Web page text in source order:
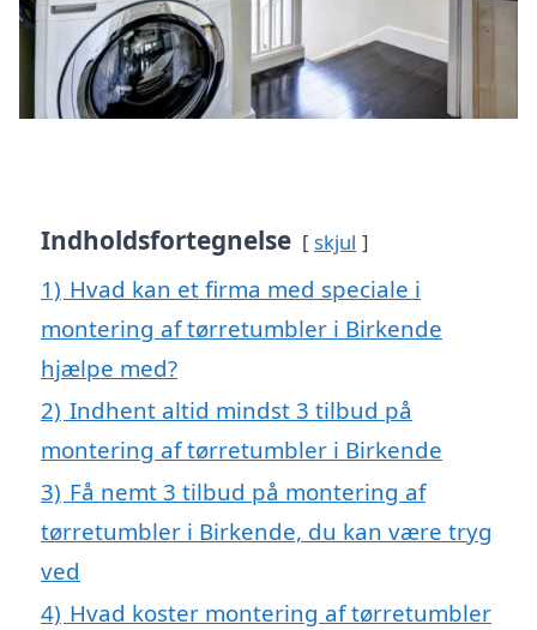
Indholdsfortegnelse skjul
1) Hvad kan et firma med speciale i
montering af tørretumbler i Birkende
hjælpe med?
2) Indhent altid mindst 3 tilbud på
montering af tørretumbler i Birkende
3) Få nemt 3 tilbud på montering af
tørretumbler i Birkende, du kan være tryg
ved
4) Hvad koster montering af tørretumbler